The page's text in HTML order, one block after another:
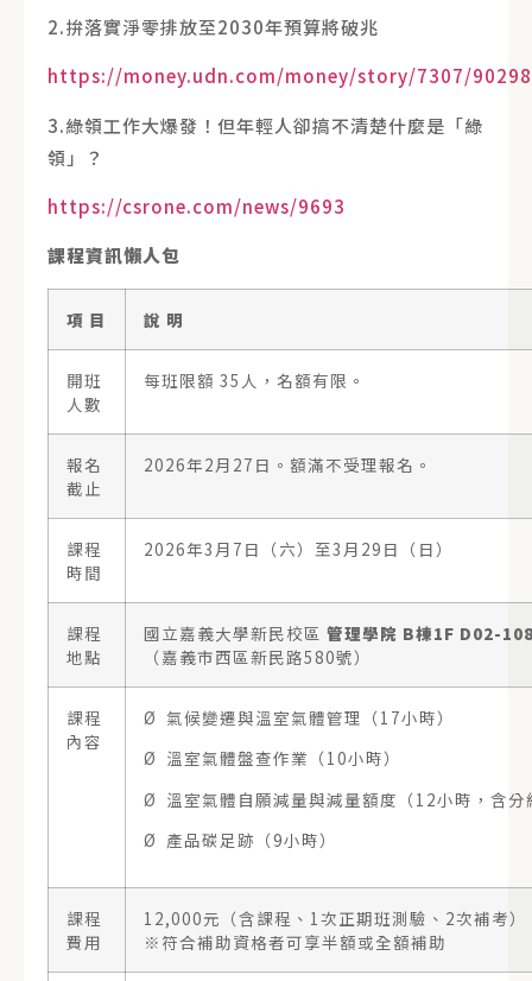
2.拚落實淨零排放至2030年預算將破兆
https://money.udn.com/money/story/7307/
3.綠領工作大爆發！但年輕人卻搞不清楚什麼是「綠
領」？
https://csrone.com/news/9693
課程資訊懶人包
項 目 說 明
開班
人數
每班限額 35人，名額有限。
報名
截止
2026年2月27日。額滿不受理報名。
課程
時間
2026年3月7日（六）至3月29日（日）
課程
地點
國立嘉義大學新民校區 管理學院 B棟1F D02-
（嘉義市西區新民路580號）
課程
內容
Ø 氣候變遷與溫室氣體管理（17小時）
Ø 溫室氣體盤查作業（10小時）
Ø 溫室氣體自願減量與減量額度（12小時，含分
Ø 產品碳足跡（9小時）
課程
費用
12,000元（含課程、1次正期班測驗、2次補考）
※符合補助資格者可享半額或全額補助